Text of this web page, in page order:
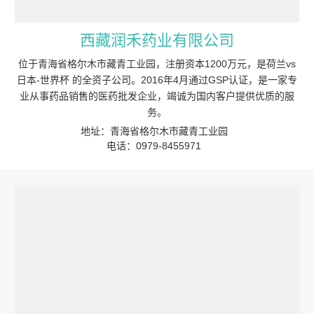
西藏润禾药业有限公司
位于青海省格尔木市藏青工业园，注册资本1200万元，是荷兰vs
日本-世界杯 的全资子公司。2016年4月通过GSP认证，是一家专
业从事药品销售的医药批发企业，竭诚为国内客户提供优质的服
务。
地址：青海省格尔木市藏青工业园
电话：0979-8455971